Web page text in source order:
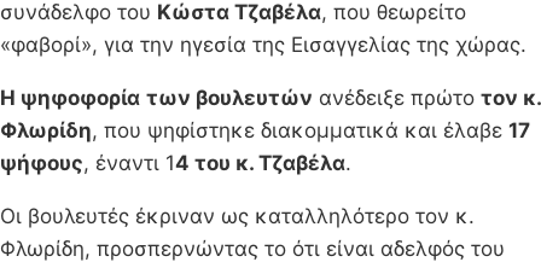
συνάδελφο του Κώστα Τζαβέλα, που θεωρείτο
«φαβορί», για την ηγεσία της Εισαγγελίας της χώρας.
Η ψηφοφορία των βουλευτών ανέδειξε πρώτο τον κ.
Φλωρίδη, που ψηφίστηκε διακομματικά και έλαβε 17
ψήφους, έναντι 14 του κ. Τζαβέλα.
Οι βουλευτές έκριναν ως καταλληλότερο τον κ.
Φλωρίδη, προσπερνώντας το ότι είναι αδελφός του